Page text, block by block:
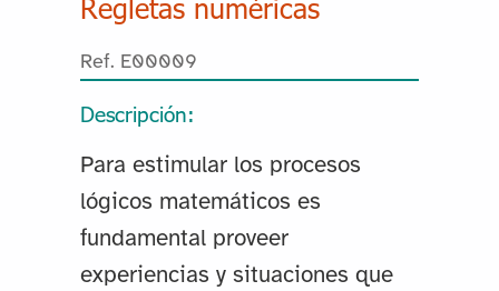
Regletas numéricas
Ref. E00009
Descripción:
Para estimular los procesos
lógicos matemáticos es
fundamental proveer
experiencias y situaciones que